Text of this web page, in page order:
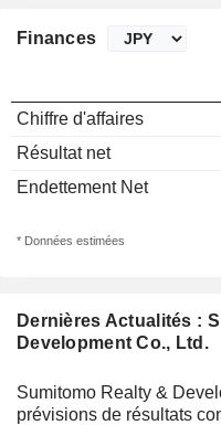
Dernières Actualités :
Development Co., Ltd.
Sumitomo Realty &
prévisions de résultats
Finances
Chiffre d'affaires
Résultat net
Endettement Net
* Données estimées